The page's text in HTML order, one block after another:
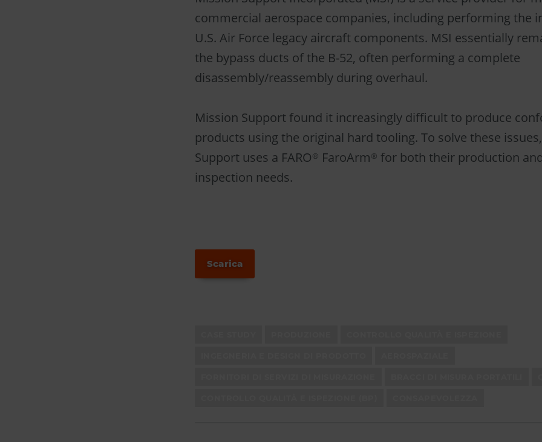
commercial aerospace companies, including performing the
U.S. Air Force legacy aircraft components. MSI essentially
the bypass ducts of the B-52, often performing a complete
disassembly/reassembly during overhaul.
Mission Support found it increasingly difficult to produce
products using the original hard tooling. To solve these
Support uses a FARO® FaroArm® for both their production
inspection needs.
Scarica